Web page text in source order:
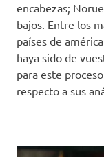
encabezas;
bajos. Entre los
países de
haya sido de
para este
respecto a sus